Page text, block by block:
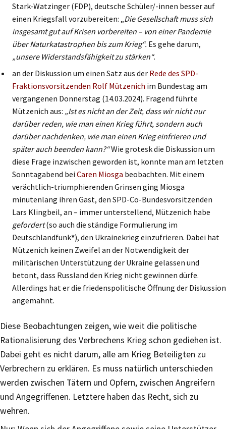
Stark-Watzinger (FDP), deutsche Schüler/-innen besser auf
einen Kriegsfall vorzubereiten: „ Die Gesellschaft muss sich
insgesamt gut auf Krisen vorbereiten – von einer Pandemie
über Naturkatastrophen bis zum Krieg“. Es gehe darum,
„unsere Widerstandsfähigkeit zu stärken“.
an der Diskussion um einen Satz aus der Rede des SPD-
Fraktionsvorsitzenden Rolf Mützenich im Bundestag am
vergangenen Donnerstag (14.03.2024). Fragend führte
Mützenich aus: „Ist es nicht an der Zeit, dass wir nicht nur
darüber reden, wie man einen Krieg führt, sondern auch
darüber nachdenken, wie man einen Krieg einfrieren und
später auch beenden kann?“Wie grotesk die Diskussion um
diese Frage inzwischen geworden ist, konnte man am letzten
Sonntagabend bei Caren Miosga beobachten. Mit einem
verächtlich-triumphierenden Grinsen ging Miosga
minutenlang ihren Gast, den SPD-Co-Bundesvorsitzenden
Lars Klingbeil, an – immer unterstellend, Mützenich habe
gefordert(so auch die ständige Formulierung im
Deutschlandfunk*), den Ukrainekrieg einzufrieren. Dabei hat
Mützenich keinen Zweifel an der Notwendigkeit der
militärischen Unterstützung der Ukraine gelassen und
betont, dass Russland den Krieg nicht gewinnen dürfe.
Allerdings hat er die friedenspolitische Öffnung der Diskussion
angemahnt.
Diese Beobachtungen zeigen, wie weit die politische
Rationalisierung des Verbrechens Krieg schon gediehen ist.
Dabei geht es nicht darum, alle am Krieg Beteiligten zu
Verbrechern zu erklären. Es muss natürlich unterschieden
werden zwischen Tätern und Opfern, zwischen Angreifern
und Angegriffenen. Letztere haben das Recht, sich zu
wehren.